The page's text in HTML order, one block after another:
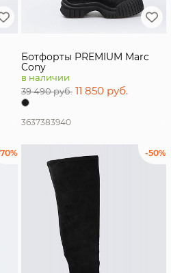
Ботфорты PREMIUM Marc
Cony
в наличии
39 490 руб. 11 850 руб.
3637383940
-50%